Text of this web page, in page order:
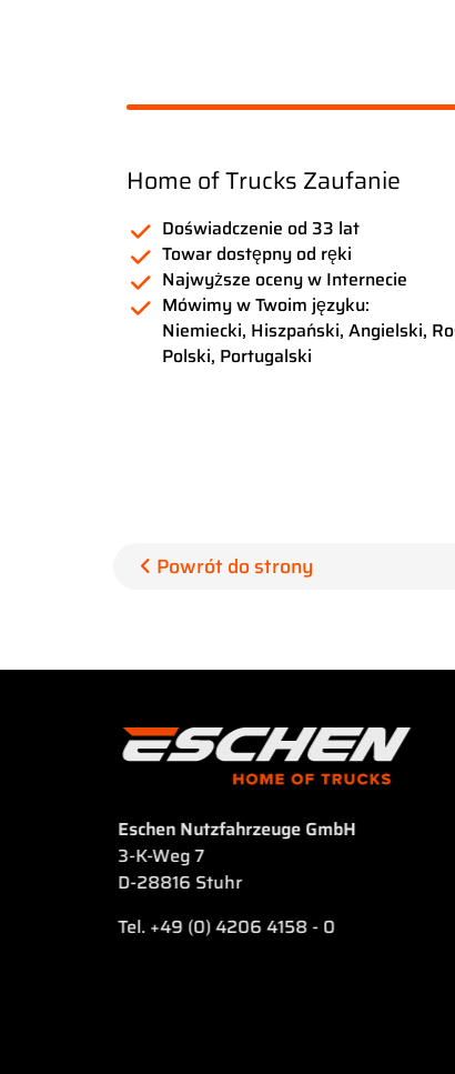
Home of Trucks Zaufanie
Doświadczenie od 33 lat
Towar dostępny od ręki
Najwyższe oceny w Internecie
Mówimy w Twoim języku:
Niemiecki, Hiszpański, Angielski,
Polski, Portugalski
Powrót do strony
Eschen Nutzfahrzeuge GmbH
3-K-Weg 7
D-28816 Stuhr
Tel. +49 (0) 4206 4158 - 0